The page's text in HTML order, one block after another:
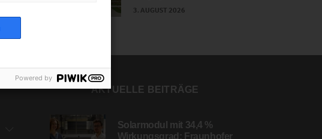
3. AUGUST 2026
AKTUELLE BEITRÄGE
Solarmodul mit 34,4 %
Wirkungsgrad: Fraunhofer
Powered by